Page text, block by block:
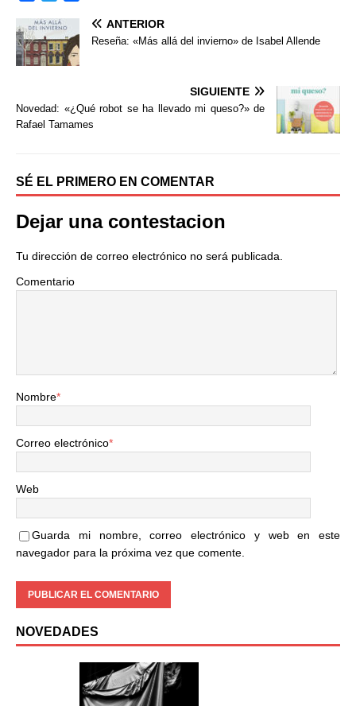
c
e
b
k
i
t
t
i
r
ANTERIOR
Reseña: «Más allá del invierno» de Isabel Allende
SIGUIENTE
Novedad: «¿Qué robot se ha llevado mi queso?» de
Rafael Tamames
SÉ EL PRIMERO EN COMENTAR
Dejar una contestacion
Tu dirección de correo electrónico no será publicada.
Comentario
Nombre*
Correo electrónico*
Web
Guarda mi nombre, correo electrónico y web en este
navegador para la próxima vez que comente.
NOVEDADES